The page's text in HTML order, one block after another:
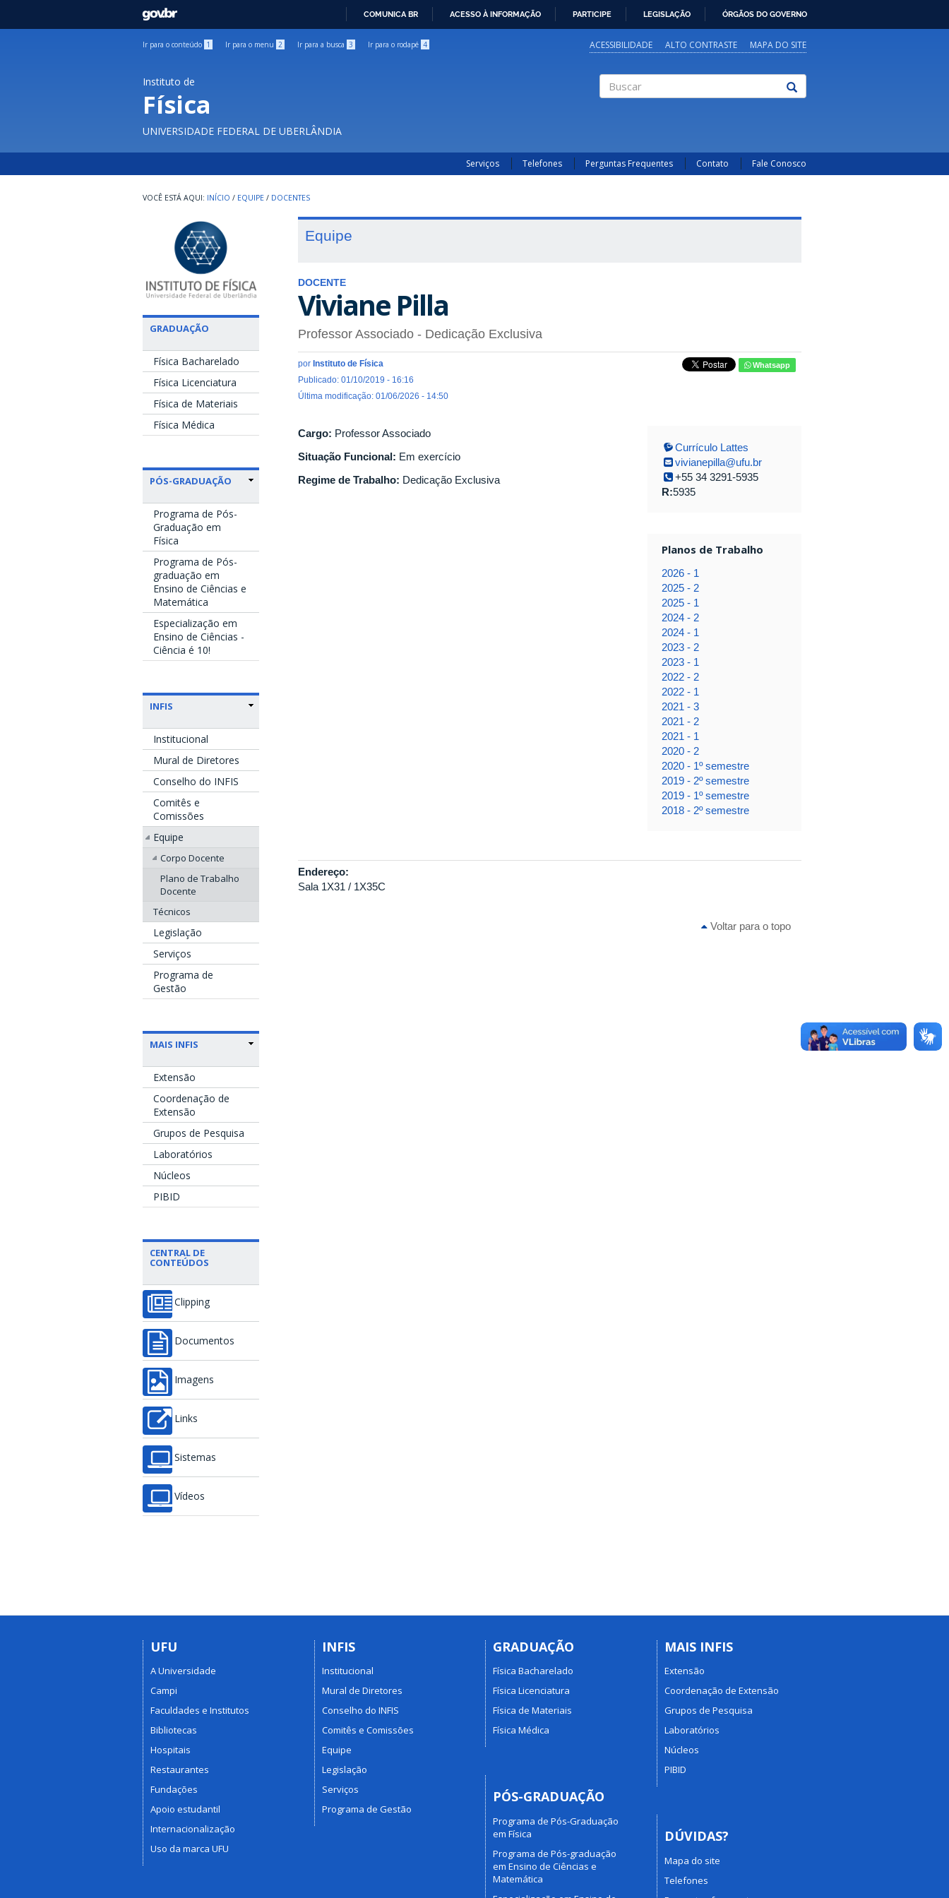
GOVBR
COMUNICA BR ACESSO À INFORMAÇÃO PARTICIPE LEGISLAÇÃO ÓRGÃOS DO GOVERNO
Ir para o conteúdo 1 Ir para o menu 2 Ir para a busca 3 Ir para o rodapé 4 ACESSIBILIDADE ALTO CONTRASTE MAPA DO SITE
Instituto de
Física
UNIVERSIDADE FEDERAL DE UBERLÂNDIA
Serviços Telefones Perguntas Frequentes Contato Fale Conosco
INÍCIO / EQUIPE / DOCENTES
GRADUAÇÃO
Física Bacharelado
Física Licenciatura
Física de Materiais
Física Médica
PÓS-GRADUAÇÃO
Programa de Pós-
Graduação em
Física
Programa de Pós-
graduação em
Ensino de Ciências e
Matemática
Especialização em
Ensino de Ciências -
Ciência é 10!
INFIS
Institucional
Mural de Diretores
Conselho do INFIS
Comitês e
Comissões
Equipe
Corpo Docente
Plano de Trabalho
Docente
Técnicos
Legislação
Serviços
Programa de
Gestão
MAIS INFIS
Extensão
Coordenação de
Extensão
Grupos de Pesquisa
Laboratórios
Núcleos
PIBID
CENTRAL DE
CONTEÚDOS
Clipping
Documentos
Imagens
Links
Sistemas
Vídeos
Equipe
DOCENTE
Viviane Pilla
Professor Associado - Dedicação Exclusiva
por Instituto de Física
Publicado: 01/10/2019 - 16:16
Última modificação: 01/06/2026 - 14:50
Whatsapp
Cargo: Professor Associado
Situação Funcional: Em exercício
Regime de Trabalho: Dedicação Exclusiva
Currículo Lattes
vivianepilla@ufu.br
+55 34 3291-5935
R:5935
Planos de Trabalho
2026 - 1
2025 - 2
2025 - 1
2024 - 2
2024 - 1
2023 - 2
2023 - 1
2022 - 2
2022 - 1
2021 - 3
2021 - 2
2021 - 1
2020 - 2
2020 - 1º semestre
2019 - 2º semestre
2019 - 1º semestre
2018 - 2º semestre
Endereço:
Sala 1X31 / 1X35C
Voltar para o topo
UFU
A Universidade
Campi
Faculdades e Institutos
Bibliotecas
Hospitais
Restaurantes
Fundações
Apoio estudantil
Internacionalização
Uso da marca UFU
INFIS
Institucional
Mural de Diretores
Conselho do INFIS
Comitês e Comissões
Equipe
Legislação
Serviços
Programa de Gestão
GRADUAÇÃO
Física Bacharelado
Física Licenciatura
Física de Materiais
Física Médica
PÓS-GRADUAÇÃO
Programa de Pós-Graduação
em Física
Programa de Pós-graduação
em Ensino de Ciências e
Matemática
MAIS INFIS
Extensão
Coordenação de Extensão
Grupos de Pesquisa
Laboratórios
Núcleos
PIBID
DÚVIDAS?
Mapa do site
Telefones